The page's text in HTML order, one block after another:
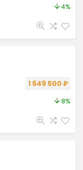
4%
1 649 500 ₽
8%